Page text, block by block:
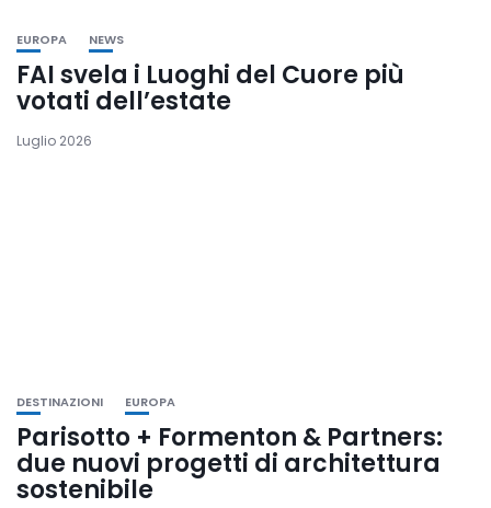
EUROPA NEWS
FAI svela i Luoghi del Cuore più
votati dell’estate
Luglio 2026
DESTINAZIONI EUROPA
Parisotto + Formenton & Partners:
due nuovi progetti di architettura
sostenibile